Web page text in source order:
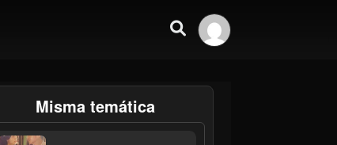
Misma temática